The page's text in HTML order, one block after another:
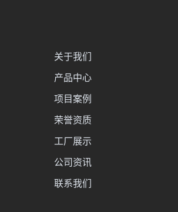
关于我们
产品中心
项目案例
荣誉资质
工厂展示
公司资讯
联系我们